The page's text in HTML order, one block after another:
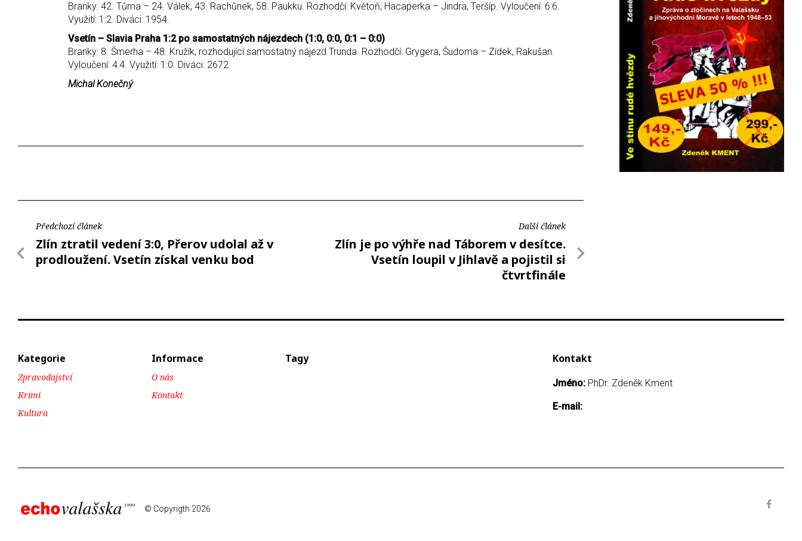
Branky: 42. Tůma – 24. Válek, 43. Rachůnek, 58. Paukku. Rozhodčí: Květoň, Hacaperka – Jindra, Teršíp. Vyloučení: 6:6.
Využití: 1:2. Diváci: 1954.
Vsetín – Slavia Praha 1:2 po samostatných nájezdech (1:0, 0:0, 0:1 – 0:0)
Branky: 8. Šmerha – 48. Kružík, rozhodující samostatný nájezd Trunda. Rozhodčí: Grygera, Šudoma – Zídek, Rakušan.
Vyloučení: 4:4. Využití: 1:0. Diváci: 2672.
Michal Konečný
Předchozí článek
Zlín ztratil vedení 3:0, Přerov udolal až v
prodloužení. Vsetín získal venku bod
Další článek
Zlín je po výhře nad Táborem v desítce.
Vsetín loupil v Jihlavě a pojistil si
čtvrtfinále
Kontakt
Jméno: PhDr. Zdeněk Kment
E-mail:
Tagy
Kategorie
Zpravodajství
Krimi
Kultura
Informace
O nás
Kontakt
© Copyrigth 2026